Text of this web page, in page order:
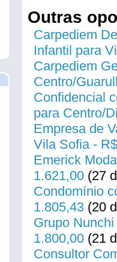
Outras
Carpediem
Infantil para
Carpediem
Centro/
Confidencial
para Centro/
Empresa de
Vila Sofia -
Emerick
1.621,00 (27
Condomínio
1.805,43 (20
Grupo
1.800,00 (21
Consultor